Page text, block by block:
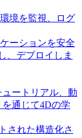
境を監視、ログ
ーションを安全
、デプロイしま
ートリアル、動
通じて4Dの学
された構造化さ